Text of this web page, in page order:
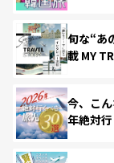
旬な“あ
載 MY
今、こ
年絶対